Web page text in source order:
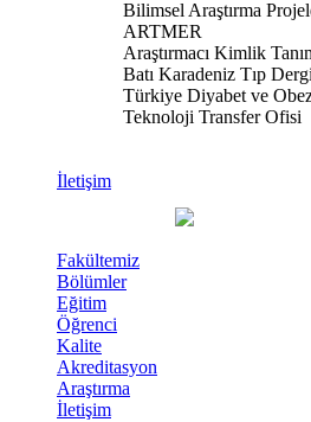
Bilimsel Araştırma
ARTMER
Araştırmacı Kimlik
Batı Karadeniz Tıp
Türkiye Diyabet ve
Teknoloji Transfer Ofisi
İletişim
Fakültemiz
Bölümler
Eğitim
Öğrenci
Kalite
Akreditasyon
Araştırma
İletişim